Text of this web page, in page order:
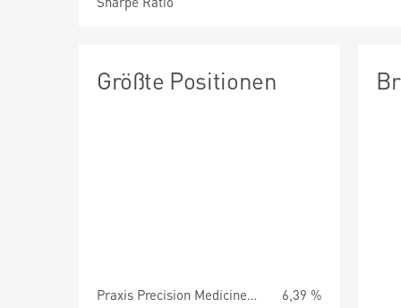
Größte Positionen
Praxis Precision Medicines Inc
6,39 %